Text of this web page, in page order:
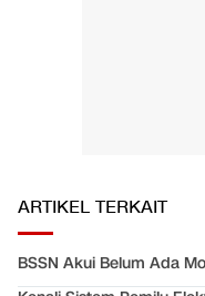
ARTIKEL TERKAIT
BSSN Akui Belum Ada